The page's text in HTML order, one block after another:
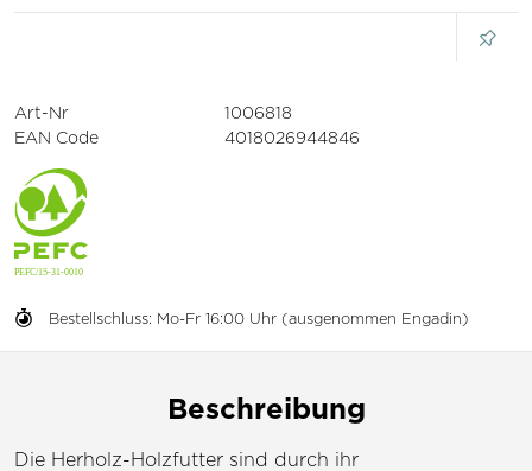
Bestellschluss: Mo-Fr 16:00 Uhr (ausgenommen Engadin)
Art-Nr
1006818
EAN Code
4018026944846
Beschreibung
Die Herholz-Holzfutter sind durch ihr